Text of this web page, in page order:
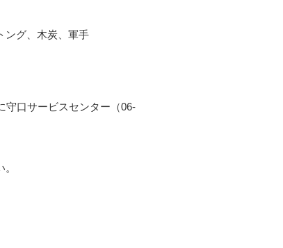
ング、木炭、軍手
守口サービスセンター（06-